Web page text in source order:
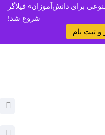
برای دانش‌آموزان» فیلاگر
شروع شد!
و ثبت نام